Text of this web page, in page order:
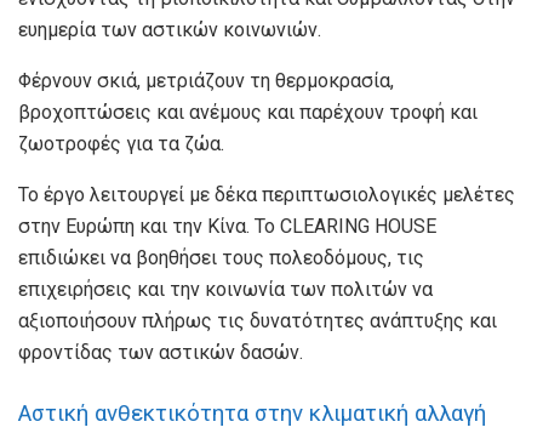
ευημερία των αστικών κοινωνιών.
Φέρνουν σκιά, μετριάζουν τη θερμοκρασία,
βροχοπτώσεις και ανέμους και παρέχουν τροφή και
ζωοτροφές για τα ζώα.
Το έργο λειτουργεί με δέκα περιπτωσιολογικές μελέτες
στην Ευρώπη και την Κίνα. Το CLEARING HOUSE
επιδιώκει να βοηθήσει τους πολεοδόμους, τις
επιχειρήσεις και την κοινωνία των πολιτών να
αξιοποιήσουν πλήρως τις δυνατότητες ανάπτυξης και
φροντίδας των αστικών δασών.
Αστική ανθεκτικότητα στην κλιματική αλλαγή